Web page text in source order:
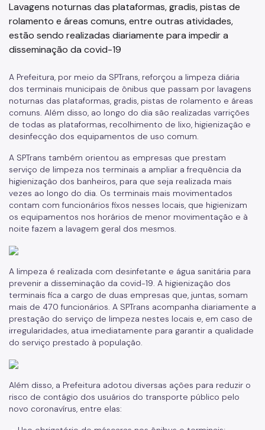
Lavagens noturnas das plataformas, gradis, pistas de
rolamento e áreas comuns, entre outras atividades,
estão sendo realizadas diariamente para impedir a
disseminação da covid-19
A Prefeitura, por meio da SPTrans, reforçou a limpeza diária
dos terminais municipais de ônibus que passam por lavagens
noturnas das plataformas, gradis, pistas de rolamento e áreas
comuns. Além disso, ao longo do dia são realizadas varrições
de todas as plataformas, recolhimento de lixo, higienização e
desinfecção dos equipamentos de uso comum.
A SPTrans também orientou as empresas que prestam
serviço de limpeza nos terminais a ampliar a frequência da
higienização dos banheiros, para que seja realizada mais
vezes ao longo do dia. Os terminais mais movimentados
contam com funcionários fixos nesses locais, que higienizam
os equipamentos nos horários de menor movimentação e à
noite fazem a lavagem geral dos mesmos.
A limpeza é realizada com desinfetante e água sanitária para
prevenir a disseminação da covid-19. A higienização dos
terminais fica a cargo de duas empresas que, juntas, somam
mais de 470 funcionários. A SPTrans acompanha diariamente a
prestação do serviço de limpeza nestes locais e, em caso de
irregularidades, atua imediatamente para garantir a qualidade
do serviço prestado à população.
Além disso, a Prefeitura adotou diversas ações para reduzir o
risco de contágio dos usuários do transporte público pelo
novo coronavírus, entre elas: